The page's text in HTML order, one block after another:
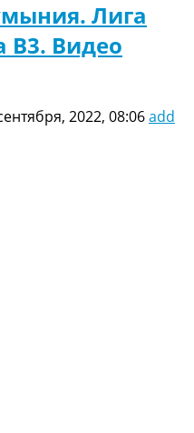
Лига
B3. Видео
2022, 08:06add